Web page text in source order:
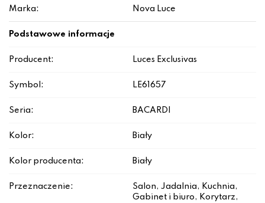
Marka: Nova Luce
Podstawowe informacje
Producent: Luces Exclusivas
Symbol: LE61657
Seria: BACARDI
Kolor: Biały
Kolor producenta: Biały
Przeznaczenie:
Salon, Jadalnia, Kuchnia,
Gabinet i biuro, Korytarz,